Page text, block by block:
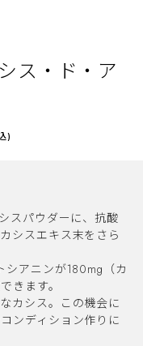
ス・ド・ア
)
スパウダーに、抗酸
シスエキス末をさら
シアニンが180mg（カ
きます。
カシス。この機会に
ンディション作りに